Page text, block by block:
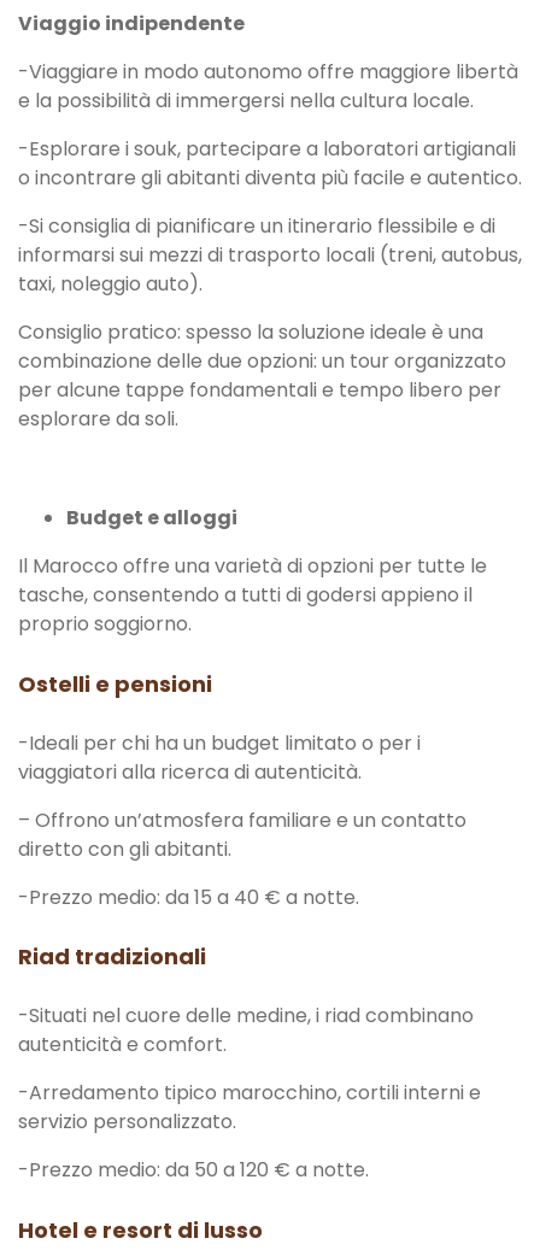
Viaggio indipendente
-Viaggiare in modo autonomo offre maggiore libertà
e la possibilità di immergersi nella cultura locale.
-Esplorare i souk, partecipare a laboratori artigianali
o incontrare gli abitanti diventa più facile e autentico.
-Si consiglia di pianificare un itinerario flessibile e di
informarsi sui mezzi di trasporto locali (treni, autobus,
taxi, noleggio auto).
Consiglio pratico: spesso la soluzione ideale è una
combinazione delle due opzioni: un tour organizzato
per alcune tappe fondamentali e tempo libero per
esplorare da soli.
Budget e alloggi
Il Marocco offre una varietà di opzioni per tutte le
tasche, consentendo a tutti di godersi appieno il
proprio soggiorno.
Ostelli e pensioni
-Ideali per chi ha un budget limitato o per i
viaggiatori alla ricerca di autenticità.
– Offrono un’atmosfera familiare e un contatto
diretto con gli abitanti.
-Prezzo medio: da 15 a 40 € a notte.
Riad tradizionali
-Situati nel cuore delle medine, i riad combinano
autenticità e comfort.
-Arredamento tipico marocchino, cortili interni e
servizio personalizzato.
-Prezzo medio: da 50 a 120 € a notte.
Hotel e resort di lusso